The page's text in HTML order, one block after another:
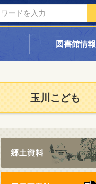
図書館情報
玉川こども